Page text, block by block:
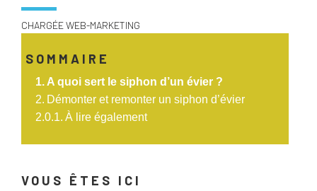
CHARGÉE WEB-MARKETING
SOMMAIRE
A quoi sert le siphon d’un évier ?
Démonter et remonter un siphon d’évier
À lire également
VOUS ÊTES ICI